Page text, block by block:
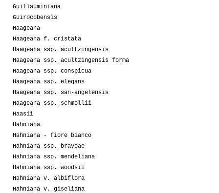
Guillauminiana
Guirocobensis
Haageana
Haageana f. cristata
Haageana ssp. acultzingensis
Haageana ssp. acultzingensis forma
Haageana ssp. conspicua
Haageana ssp. elegans
Haageana ssp. san-angelensis
Haageana ssp. schmollii
Haasii
Hahniana
Hahniana - fiore bianco
Hahniana ssp. bravoae
Hahniana ssp. mendeliana
Hahniana ssp. woodsii
Hahniana v. albiflora
Hahniana v. giseliana